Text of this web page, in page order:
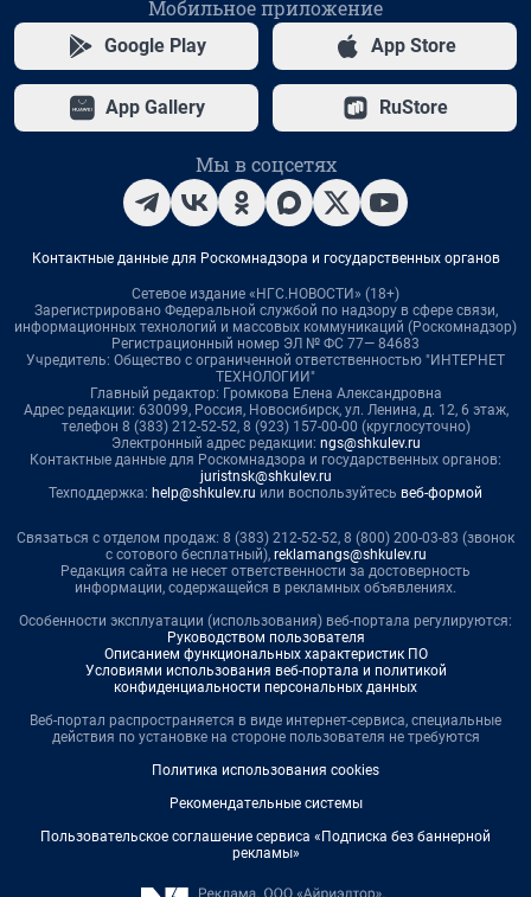
Мобильное приложение
Google Play App Store
App Gallery RuStore
Мы в соцсетях
Контактные данные для Роскомнадзора и государственных органов
Сетевое издание «НГС.НОВОСТИ» (18+)
Зарегистрировано Федеральной службой по надзору в сфере связи,
информационных технологий и массовых коммуникаций (Роскомнадзор)
Регистрационный номер ЭЛ № ФС 77— 84683
Учредитель: Общество с ограниченной ответственностью "ИНТЕРНЕТ
ТЕХНОЛОГИИ"
Главный редактор: Громкова Елена Александровна
Адрес редакции: 630099, Россия, Новосибирск, ул. Ленина, д. 12, 6 этаж,
телефон 8 (383) 212-52-52, 8 (923) 157-00-00 (круглосуточно)
Электронный адрес редакции: ngs@shkulev.ru
Контактные данные для Роскомнадзора и государственных органов:
juristnsk@shkulev.ru
Техподдержка: help@shkulev.ru или воспользуйтесь веб-формой
Связаться с отделом продаж: 8 (383) 212-52-52, 8 (800) 200-03-83 (звонок
с сотового бесплатный), reklamangs@shkulev.ru
Редакция сайта не несет ответственности за достоверность
информации, содержащейся в рекламных объявлениях.
Особенности эксплуатации (использования) веб-портала регулируются:
Руководством пользователя
Описанием функциональных характеристик ПО
Условиями использования веб-портала и политикой
конфиденциальности персональных данных
Веб-портал распространяется в виде интернет-сервиса, специальные
действия по установке на стороне пользователя не требуются
Политика использования cookies
Рекомендательные системы
Пользовательское соглашение сервиса «Подписка без баннерной
рекламы»